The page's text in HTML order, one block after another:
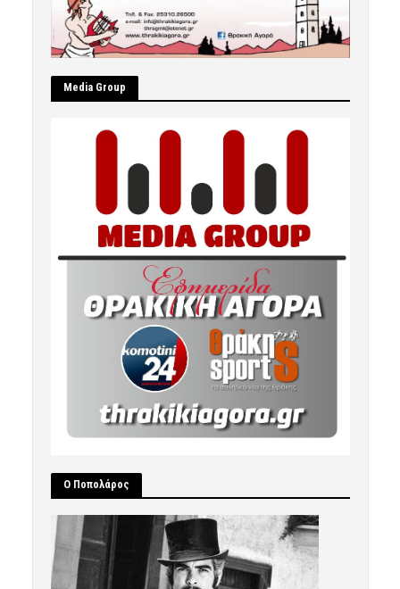
Μedia Group
Ο Ποπολάρος